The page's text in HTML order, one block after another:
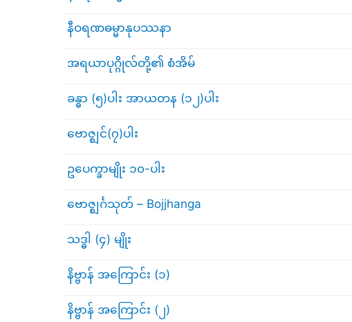
နီဝရဏဓမ္မာနုပဿနာ
အရယာပုဂ္ဂိုလ်တို့၏ စံအိမ်
ခန္ဓာ (၅)ပါး အာယတန (၁၂)ပါး
ဗောဇ္ဈင်(၇)ပါး
ဥပေက္ခာမျိုး ၁၀-ပါး
ဗောဇ္ဈင်္ဂသုတ် – Bojjhanga
သဒ္ဓါ‌ (၄) မျိုး
နိဗ္ဗာန် အကြောင်း (၁)
နိဗ္ဗာန် အကြောင်း (၂)